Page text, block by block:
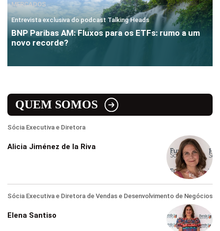
MERCADOS
Entrevista exclusiva do podcast Talking Heads
BNP Paribas AM: Fluxos para os ETFs: rumo a um
novo recorde?
QUEM SOMOS
Sócia Executiva e Diretora
Alicia Jiménez de la Riva
Sócia Executiva e Diretora de Vendas e Desenvolvimento de Negócios
Elena Santiso